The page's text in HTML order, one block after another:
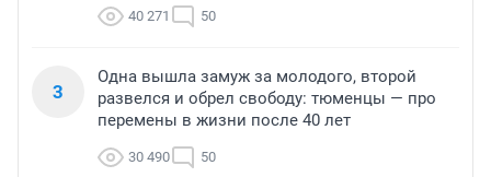
40 271 50
3
Одна вышла замуж за молодого, второй
развелся и обрел свободу: тюменцы — про
перемены в жизни после 40 лет
30 490 50